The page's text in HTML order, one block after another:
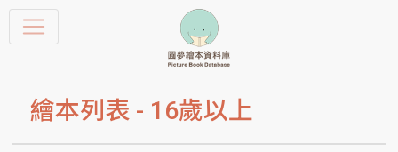
繪本列表 - 16歲以上